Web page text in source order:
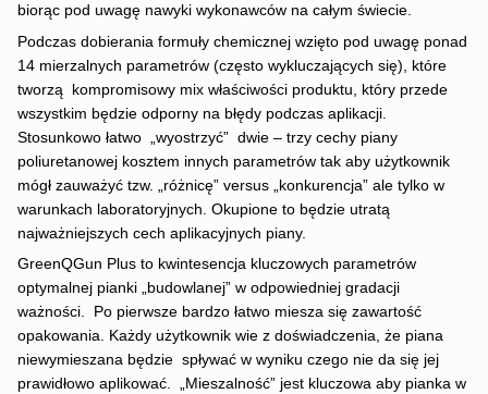
biorąc pod uwagę nawyki wykonawców na całym świecie.
Podczas dobierania formuły chemicznej wzięto pod uwagę ponad
14 mierzalnych parametrów (często wykluczających się), które
tworzą kompromisowy mix właściwości produktu, który przede
wszystkim będzie odporny na błędy podczas aplikacji.
Stosunkowo łatwo „wyostrzyć” dwie – trzy cechy piany
poliuretanowej kosztem innych parametrów tak aby użytkownik
mógł zauważyć tzw. „różnicę” versus „konkurencja” ale tylko w
warunkach laboratoryjnych. Okupione to będzie utratą
najważniejszych cech aplikacyjnych piany.
GreenQGun Plus to kwintesencja kluczowych parametrów
optymalnej pianki „budowlanej” w odpowiedniej gradacji
ważności. Po pierwsze bardzo łatwo miesza się zawartość
opakowania. Każdy użytkownik wie z doświadczenia, że piana
niewymieszana będzie spływać w wyniku czego nie da się jej
prawidłowo aplikować. „Mieszalność” jest kluczowa aby pianka w